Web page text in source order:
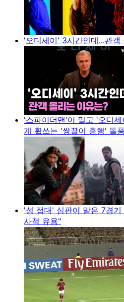
'오디세이' 3시간인데...관객
'스파이더맨'이 밀고 '오디
계 휩쓰는 '쌍끌이 흥행' 돌풍
'성 접대' 심판이 맡은 7경
사적 유용"